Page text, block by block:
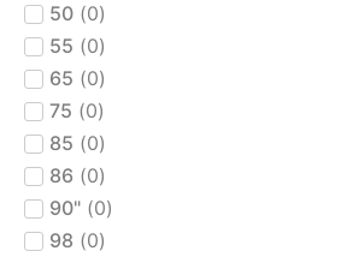
50 (0)
55 (0)
65 (0)
75 (0)
85 (0)
86 (0)
90" (0)
98 (0)